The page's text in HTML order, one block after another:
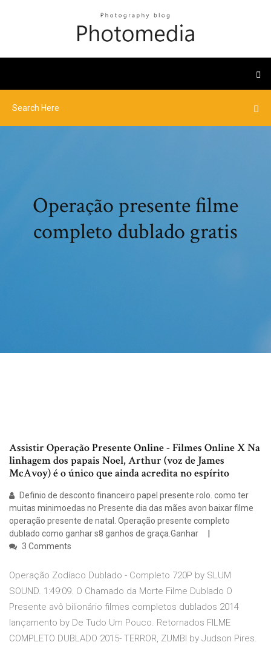
Operação presente filme
completo dublado gratis
Assistir Operação Presente Online - Filmes Online X Na
linhagem dos papais Noel, Arthur (voz de James
McAvoy) é o único que ainda acredita no espírito
Definio de desconto financeiro papel presente rolo. como ter
muitas minimoedas no Presente dia das mães avon baixar filme
operação presente de natal. Operação presente completo
dublado como ganhar s8 ganhos de graça.Ganhar
3 Comments
Operação Zodíaco Dublado - Completo 720P by SLUM
SOUND. 1:49:09. O Chamado da Morte Filme Dublado O
Presente avô bilionário filmes completos dublados 2014
lançamento by De Tudo Um Pouco. Retornados FILME
COMPLETO DUBLADO 2015- TERROR, ZUMBI by Judson Pires.